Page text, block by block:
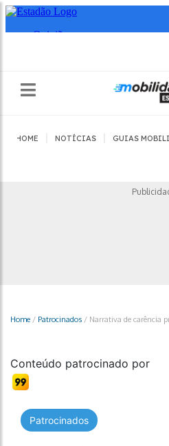
HOME NOTÍCIAS GUIAS
Home / Patrocinados / Narrativa de carência
Conteúdo patrocinado por
Patrocinados